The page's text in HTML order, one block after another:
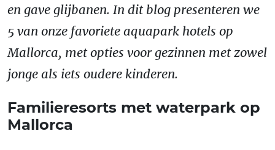
en gave glijbanen. In dit blog presenteren we
5 van onze favoriete aquapark hotels op
Mallorca, met opties voor gezinnen met zowel
jonge als iets oudere kinderen.
Familieresorts met waterpark op
Mallorca